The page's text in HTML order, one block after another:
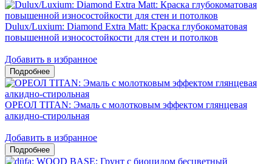
Dulux/Luxium: Diamond Extra Matt: Краска глубокоматовая
повышенной износостойкости для стен и потолков
Добавить в избранное
ОРЕОЛ TITAN: Эмаль с молотковым эффектом глянцевая
алкидно-стирольная
Добавить в избранное